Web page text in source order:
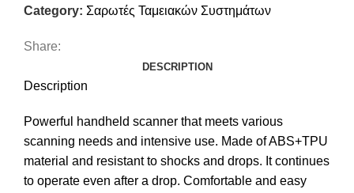
Category: Σαρωτές Ταμειακών Συστημάτων
Share:
DESCRIPTION
Description
Powerful handheld scanner that meets various
scanning needs and intensive use. Made of ABS+TPU
material and resistant to shocks and drops. It continues
to operate even after a drop. Comfortable and easy